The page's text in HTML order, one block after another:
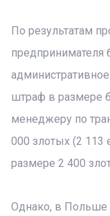
По результатам
штраф в размере
менеджеру по
000 злотых (2 113
размере 2 400
Однако, в Польше